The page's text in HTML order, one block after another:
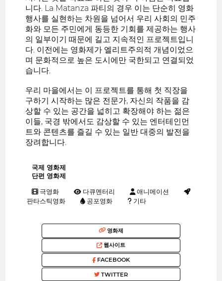
니다. La Matanza 파티의 경우 이는 단순히 영화
행사를 실현하는 차원을 넘어서 우리 사회의 민주
화와 모든 주민에게 동등한 기회를 제공하는 행사
의 일부이기 때문에 길고 지속적인 프로젝트입니
다. 이전에는 영화제가 엘리트주의적 개념이었으
며 문화적으로 높은 도시에만 국한되고 연결되었
습니다.
우리 마을에서는 이 프로젝트를 통해 첫 직장을
구하기 시작하는 많은 전문가, 자신의 작품을 감
상할 수 있는 공간을 넓히고 확장해야 하는 젊은
이들, 국경 밖에서도 감상할 수 있는 엔터테인먼
트와 콘텐츠를 즐길 수 있는 일반 대중의 발전을
장려합니다.
국제 영화제
단편 영화제
극영화 다큐멘터리
애니메이션
판타스틱영화
공포영화 기타
영화제
웹사이트
FACEBOOK
TWITTER